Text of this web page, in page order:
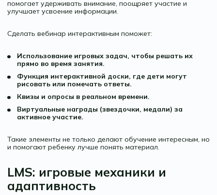
помогает удерживать внимание, поощряет участие и
улучшает усвоение информации.
Сделать вебинар интерактивным поможет:
Использование игровых задач, чтобы решать их
прямо во время занятия.
Функция интерактивной доски, где дети могут
рисовать или помечать ответы.
Квизы и опросы в реальном времени.
Виртуальные награды (звездочки, медали) за
активное участие.
Такие элементы не только делают обучение интересным, но
и помогают ребенку лучше понять материал.
LMS: игровые механики и
адаптивность